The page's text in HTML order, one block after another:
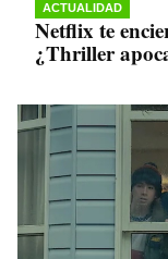
ACTUALIDAD
Netflix te
¿Thriller